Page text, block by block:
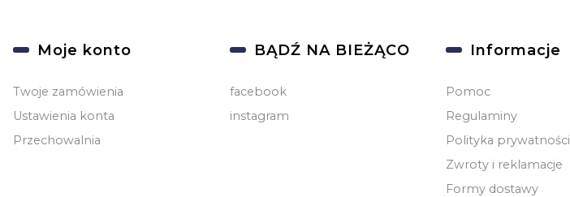
Linki w stopce
Moje konto
Twoje zamówienia
Ustawienia konta
Przechowalnia
BĄDŹ NA BIEŻĄCO
facebook
instagram
Informacje
Pomoc
Regulaminy
Polityka prywatności
Zwroty i reklamacje
Formy dostawy